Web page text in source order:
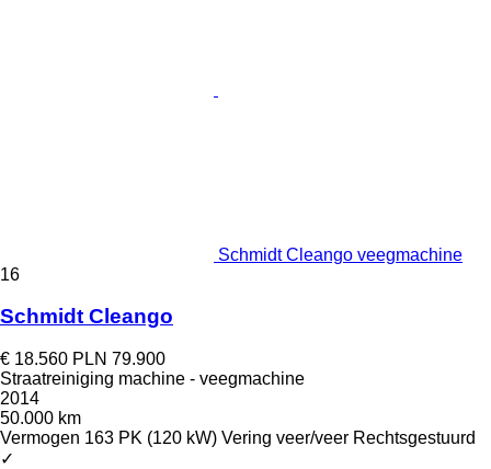
Schmidt Cleango veegmachine
16
Schmidt Cleango
€ 18.560 PLN 79.900
Straatreiniging machine - veegmachine
2014
50.000 km
Vermogen 163 PK (120 kW) Vering veer/veer Rechtsgestuurd
✓